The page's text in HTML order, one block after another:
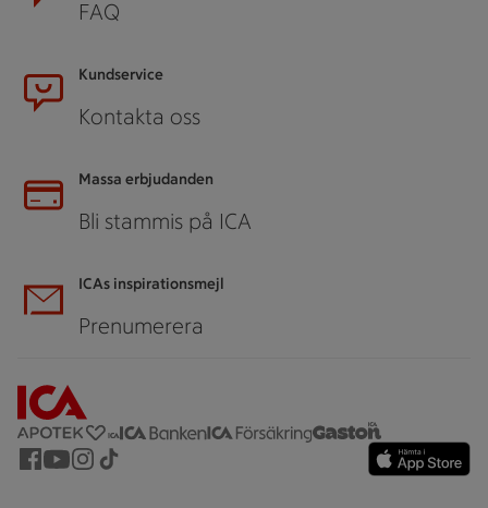
FAQ
Kundservice
Kontakta oss
Massa erbjudanden
Bli stammis på ICA
ICAs inspirationsmejl
Prenumerera